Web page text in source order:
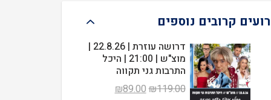
קרובים נוספים
דרושה עוזרת | 22.8.26 |
מוצ"ש | 21:00 | היכל
התרבות גני תקווה
₪119.00
המחיר₪89.00